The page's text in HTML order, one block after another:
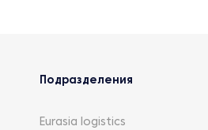
Подразделения
Eurasia logistics